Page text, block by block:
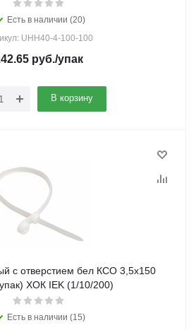
Есть в наличии (20)
UHH40-4-100-100
руб./упак
В корзину
с отверстием бел КСО 3,5х150
ХОК IEK (1/10/200)
Есть в наличии (15)